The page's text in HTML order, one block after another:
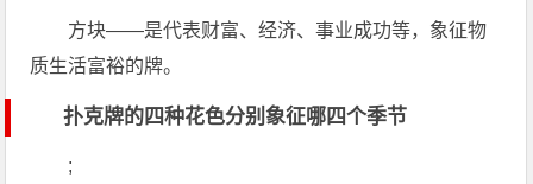
方块——是代表财富、经济、事业成功等，象征物
质生活富裕的牌。
扑克牌的四种花色分别象征哪四个季节
;